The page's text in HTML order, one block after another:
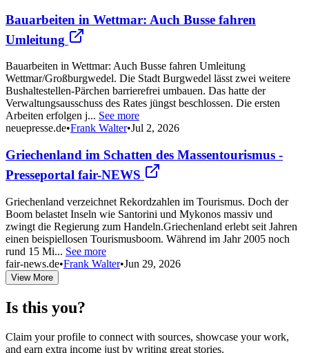
Bauarbeiten in Wettmar: Auch Busse fahren
Umleitung
Bauarbeiten in Wettmar: Auch Busse fahren Umleitung
Wettmar/Großburgwedel. Die Stadt Burgwedel lässt zwei weitere
Bushaltestellen-Pärchen barrierefrei umbauen. Das hatte der
Verwaltungsausschuss des Rates jüngst beschlossen. Die ersten
Arbeiten erfolgen j... See more
neuepresse.de•Frank Walter•Jul 2, 2026
Griechenland im Schatten des Massentourismus -
Presseportal fair-NEWS
Griechenland verzeichnet Rekordzahlen im Tourismus. Doch der
Boom belastet Inseln wie Santorini und Mykonos massiv und
zwingt die Regierung zum Handeln.Griechenland erlebt seit Jahren
einen beispiellosen Tourismusboom. Während im Jahr 2005 noch
rund 15 Mi... See more
fair-news.de•Frank Walter•Jun 29, 2026
View More
Is this you?
Claim your profile to connect with sources, showcase your work,
and earn extra income just by writing great stories.